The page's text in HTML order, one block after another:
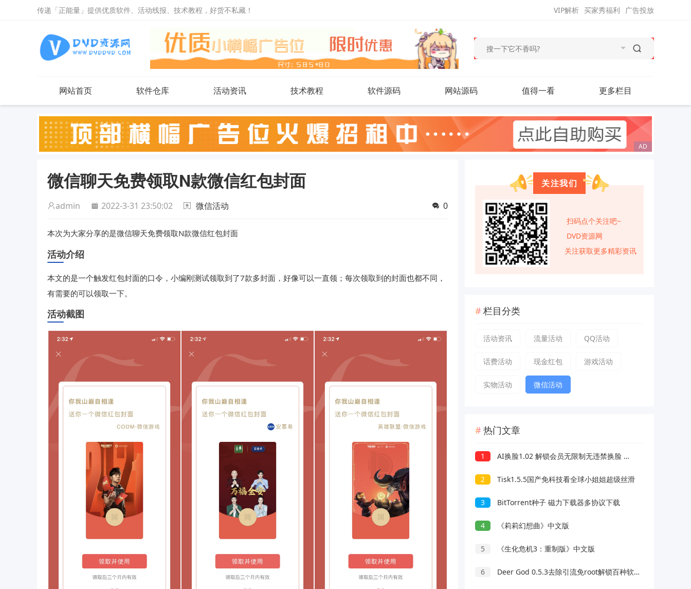
传递「正能量」提供优质软件、活动线报、技术教程，好货不私藏！ 广告投放
买家秀福利
VIP解析
网站首页 软件仓库 活动资讯 技术教程 软件源码 网站源码 值得一看 更多栏目
微信聊天免费领取N款微信红包封面
admin 2022-3-31 23:50:02 微信活动 0
本次为大家分享的是微信聊天免费领取N款微信红包封面
活动介绍
本文的是一个触发红包封面的口令，小编刚测试领取到了7款多封面，好像可以一直领；每次领取到的封面也都不同，
有需要的可以领取一下。
活动截图
关注我们
扫码点个关注吧~
DVD资源网
关注获取更多精彩资讯
栏目分类
活动资讯 流量活动 QQ活动
话费活动 现金红包 游戏活动
实物活动 微信活动
热门文章
1 AI换脸1.02 解锁会员无限制无违禁换脸 支持照片/视频
2 Tisk1.5.5国产免科技看全球小姐姐超级丝滑
3 BitTorrent种子 磁力下载器多协议下载
4 《莉莉幻想曲》中文版
5 《生化危机3：重制版》中文版
6 Deer God 0.5.3去除引流免root解锁百种软件会员